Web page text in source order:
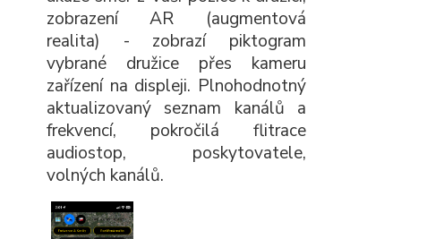
zobrazení AR (augmentová
realita) - zobrazí piktogram
vybrané družice přes kameru
zařízení na displeji. Plnohodnotný
aktualizovaný seznam kanálů a
frekvencí, pokročilá flitrace
audiostop, poskytovatele,
volných kanálů.